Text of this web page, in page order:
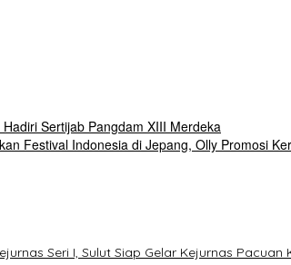
Sertijab Pangdam XIII Merdeka
Festival Indonesia di Jepang, Olly Promosi
Seri I, Sulut Siap Gelar Kejurnas Pacuan